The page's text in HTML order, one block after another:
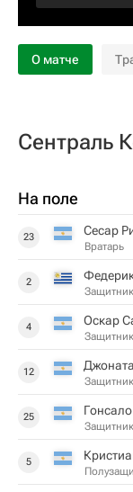
О матче
Сентраль
На поле
23 Сесар
Вратарь
2
Защитник
4 Оскар
Защитник
12
Защитник
25
Защитник
5